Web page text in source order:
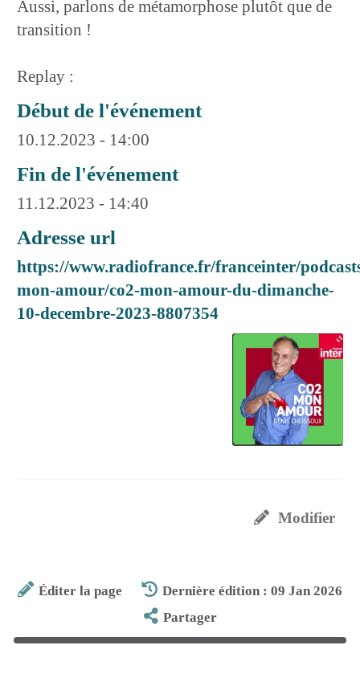
Aussi, parlons de métamorphose plutôt que de
transition !
Replay :
Début de l'événement
10.12.2023 - 14:00
Fin de l'événement
11.12.2023 - 14:40
Adresse url
https://www.radiofrance.fr/franceinter/
mon-amour/co2-mon-amour-du-dimanche-
10-decembre-2023-8807354
Modifier
Éditer la page
Dernière édition : 09 Jan 2026
Partager